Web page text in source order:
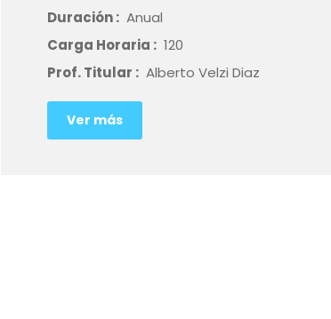
Duración : Anual
Carga Horaria : 120
Prof. Titular : Alberto Velzi Diaz
Ver más